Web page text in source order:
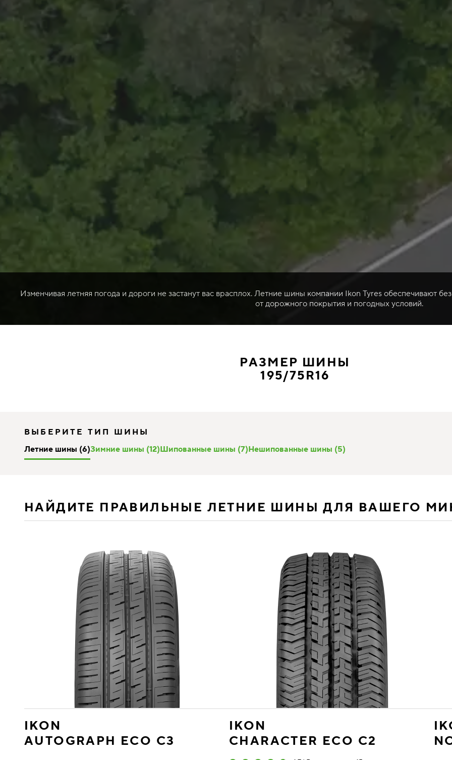
Изменчивая летняя погода и дороги не застанут вас врасплох. Летние шины компании Ikon Tyres обеспечивают
от дорожного покрытия и погодных условий.
РАЗМЕР ШИНЫ
195/75R16
ВЫБЕРИТЕ ТИП ШИНЫ
Летние шины (6)Зимние шины (12)Шипованные шины (7)Нешипованные шины (5)
НАЙДИТЕ ПРАВИЛЬНЫЕ ЛЕТНИЕ ШИНЫ ДЛЯ ВАШЕГО
IKON
AUTOGRAPH ECO C3
IKON
CHARACTER ECO C2